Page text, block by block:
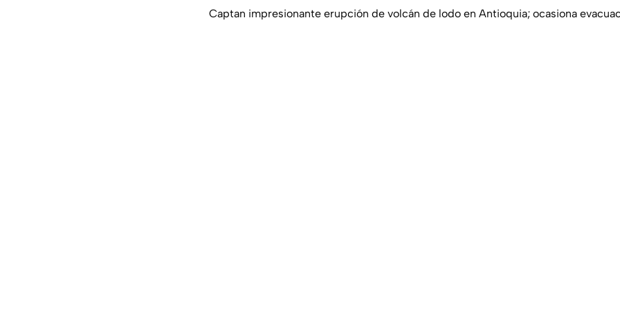
Captan impresionante erupción de volcán de lodo en Antioquia; ocasiona